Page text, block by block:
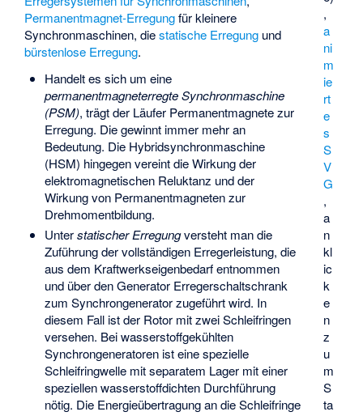
,
a
ni
m
ie
rt
e
s
S
V
G
,
a
n
kl
ic
k
e
n
z
u
m
S
ta
Permanentmagnet-Erregungfür kleinere
Synchronmaschinen, diestatische Erregung und
bürstenlose Erregung.
Handelt es sich um eine
permanentmagneterregte Synchronmaschine
(PSM), trägt der Läufer Permanentmagnete zur
Erregung. Die gewinnt immer mehr an
Bedeutung. Die Hybridsynchronmaschine
(HSM) hingegen vereint die Wirkung der
elektromagnetischen Reluktanz und der
Wirkung von Permanentmagneten zur
Drehmomentbildung.
Unterstatischer Erregungversteht man die
Zuführung der vollständigen Erregerleistung, die
aus dem Kraftwerkseigenbedarf entnommen
und über den Generator Erregerschaltschrank
zum Synchrongenerator zugeführt wird. In
diesem Fall ist der Rotor mit zwei Schleifringen
versehen. Bei wasserstoffgekühlten
Synchrongeneratoren ist eine spezielle
Schleifringwelle mit separatem Lager mit einer
speziellen wasserstoffdichten Durchführung
nötig. Die Energieübertragung an die Schleifringe